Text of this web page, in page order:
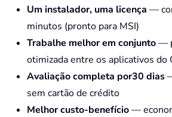
Um instalador, uma licença —
minutos (pronto para MSI)
Trabalhe melhor em conjunto—
otimizada entre os aplicativos do
Avaliação completa por30 dias
sem cartão de crédito
Melhor custo-benefício—